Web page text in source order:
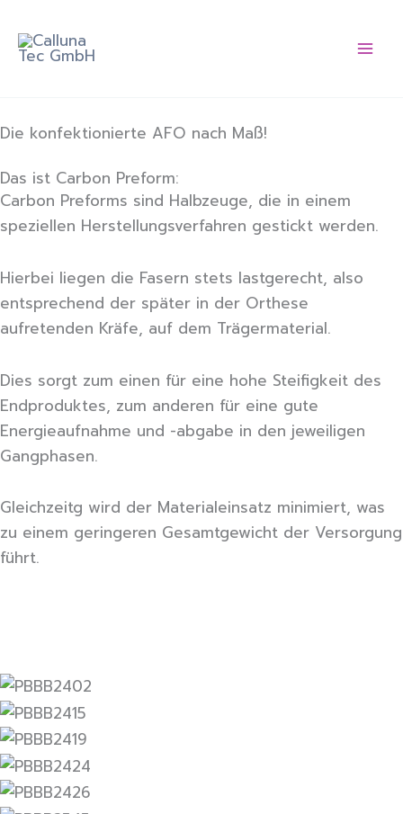
Inhalt
springen
Die konfektionierte AFO nach Maß!
Das ist Carbon Preform:
Carbon Preforms sind Halbzeuge, die in einem
speziellen Herstellungsverfahren gestickt werden.
Hierbei liegen die Fasern stets lastgerecht, also
entsprechend der später in der Orthese
aufretenden Kräfe, auf dem Trägermaterial.
Dies sorgt zum einen für eine hohe Steifigkeit des
Endproduktes, zum anderen für eine gute
Energieaufnahme und -abgabe in den jeweiligen
Gangphasen.
Gleichzeitg wird der Materialeinsatz minimiert, was
zu einem geringeren Gesamtgewicht der Versorgung
führt.